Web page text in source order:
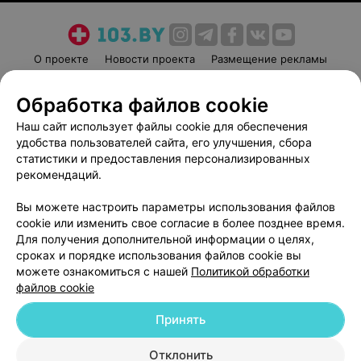
О проекте Новости проекта
Размещение рекламы
Пользовательское соглашение
Способы оплаты
Вакансии
Партнеры
Написать руководителю 103.by
Обработка персональных данных
© 2026 ООО «Артокс Лаб», УНП 191700409
| 220012, Республика Беларусь,
Обработка файлов cookie
Наш сайт использует файлы cookie для обеспечения
удобства пользователей сайта, его улучшения, сбора
статистики и предоставления персонализированных
рекомендаций.
Вы можете настроить параметры использования файлов
cookie или изменить свое согласие в более позднее время.
Для получения дополнительной информации о целях,
сроках и порядке использования файлов cookie вы
можете ознакомиться с нашей Политикой обработки
файлов cookie
Отклонить
Принять